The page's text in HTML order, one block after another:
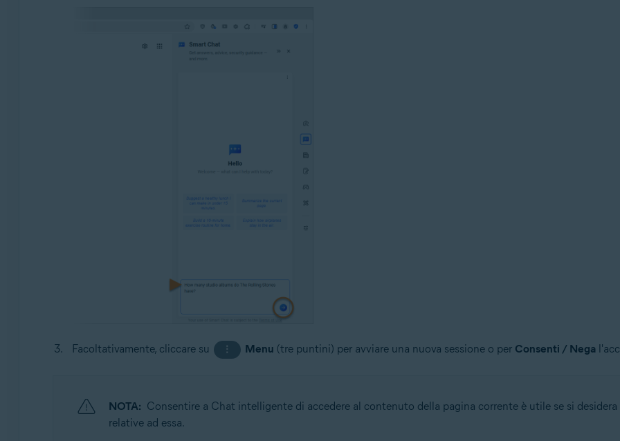
Facoltativamente, cliccare su ⋮ Menu (tre puntini) per avviare una nuova sessione o per Consenti / Nega
NOTA: Consentire a Chat intelligente di accedere al contenuto della pagina corrente è utile se si
relative ad essa.